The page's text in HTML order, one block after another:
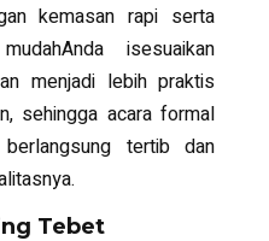
kemasan rapi serta
isesuaikan
menjadi lebih praktis
sehingga acara formal
tertib dan
Tebet